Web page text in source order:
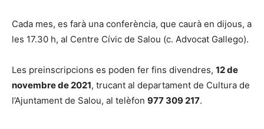
Cada mes, es farà una conferència, que caurà en dijous, a
les 17.30 h, al Centre Cívic de Salou (c. Advocat Gallego).
Les preinscripcions es poden fer fins divendres, 12 de
novembre de 2021, trucant al departament de Cultura de
l’Ajuntament de Salou, al telèfon 977 309 217.